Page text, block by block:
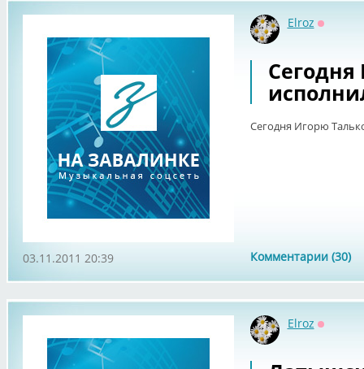
Elroz
Сегодня
Сегодня Игорю
Комментарии (30)
03.11.2011 20:39
Elroz